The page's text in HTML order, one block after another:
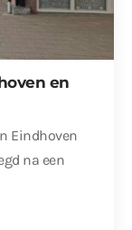
en
Eindhoven
na een